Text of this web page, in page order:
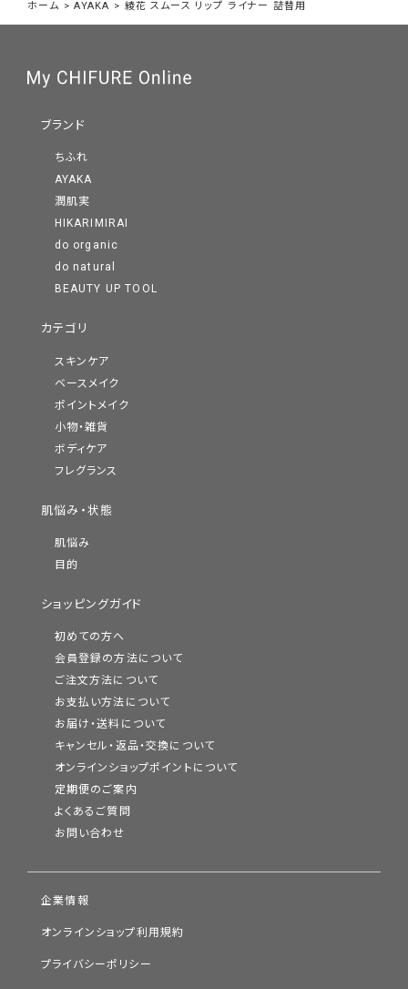
ホーム >AYAKA > 綾花 スムース リップ ライナー 詰替用
ブランド
ちふれ
AYAKA
潤肌実
HIKARIMIRAI
do organic
do natural
BEAUTY UP TOOL
カテゴリ
スキンケア
ベースメイク
ポイントメイク
小物・雑貨
ボディケア
フレグランス
肌悩み・状態
肌悩み
目的
ショッピングガイド
初めての方へ
会員登録の方法について
ご注文方法について
お支払い方法について
お届け・送料について
キャンセル・返品・交換について
オンラインショップポイントについて
定期便のご案内
よくあるご質問
お問い合わせ
企業情報
オンラインショップ利用規約
プライバシーポリシー